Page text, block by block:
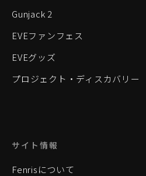
Gunjack 2
EVEファンフェス
EVEグッズ
プロジェクト・ディスカバリー
サイト情報
Fenrisについて